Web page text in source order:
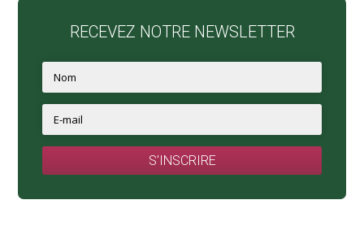
RECEVEZ NOTRE NEWSLETTER
S'INSCRIRE